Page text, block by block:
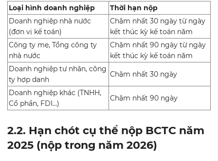
Loại hình doanh nghiệp
Thời hạn nộp
Doanh nghiệp nhà nước
(đơn vị kế toán)
Chậm nhất 30 ngày từ ngày
kết thúc kỳ kế toán năm
Công ty mẹ, Tổng công ty
nhà nước
Chậm nhất 90 ngày từ ngày
kết thúc kỳ kế toán năm
Doanh nghiệp tư nhân, công
ty hợp danh
Chậm nhất 30 ngày
Doanh nghiệp khác (TNHH,
Cổ phần, FDI…)
Chậm nhất 90 ngày
2.2. Hạn chót cụ thể nộp BCTC năm
2025 (nộp trong năm 2026)